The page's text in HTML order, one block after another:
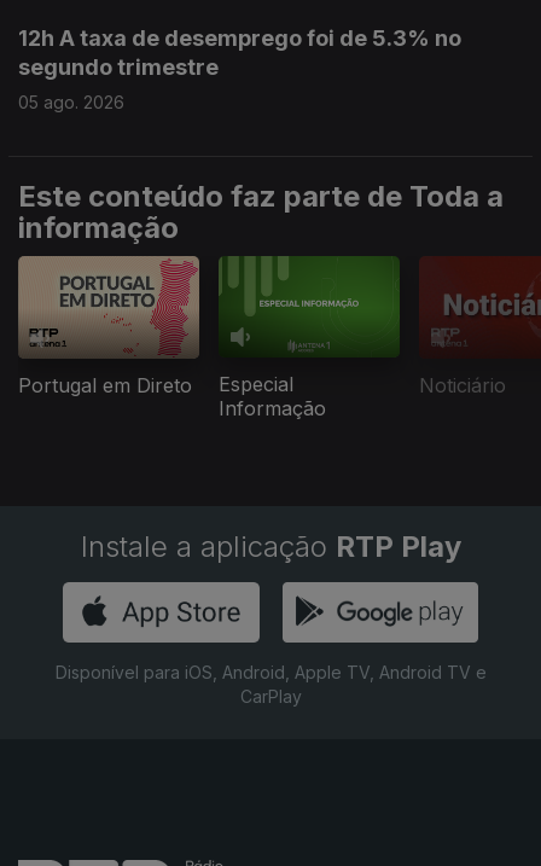
12h A taxa de desemprego foi de 5.3% no
segundo trimestre
05 ago. 2026
Este conteúdo faz parte de Toda a
informação
Portugal em Direto
Especial
Informação
Noticiário
Instale a aplicação RTP Play
Disponível para iOS, Android, Apple TV, Android TV e
CarPlay